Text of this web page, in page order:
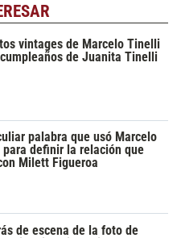
vintages de Marcelo Tinelli
de Juanita Tinelli
palabra que usó Marcelo
definir la relación que
Milett Figueroa
de escena de la foto de